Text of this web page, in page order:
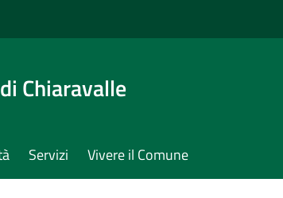
Chiaravalle
Servizi Vivere il Comune